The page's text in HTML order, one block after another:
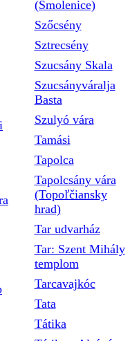
(Smolenice)
Szőcsény
Sztrecsény
Szucsány Skala
Szucsányváralja
Basta
Szulyó vára
Tamási
Tapolca
Tapolcsány vára
(Topoľčiansky
hrad)
Tar udvarház
Tar: Szent Mihály
templom
Tarcavajkóc
Tata
Tátika